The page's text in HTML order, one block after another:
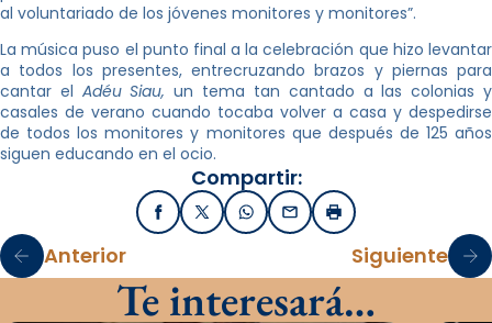
al voluntariado de los jóvenes monitores y monitores”.
La música puso el punto final a la celebración que hizo levantar
a todos los presentes, entrecruzando brazos y piernas para
cantar el Adéu Siau,un tema tan cantado a las colonias y
casales de verano cuando tocaba volver a casa y despedirse
de todos los monitores y monitores que después de 125 años
siguen educando en el ocio.
Compartir:
FacebookX / TwitterWhatsApp
EmailImprimir
Anterior Siguiente
Te interesará…